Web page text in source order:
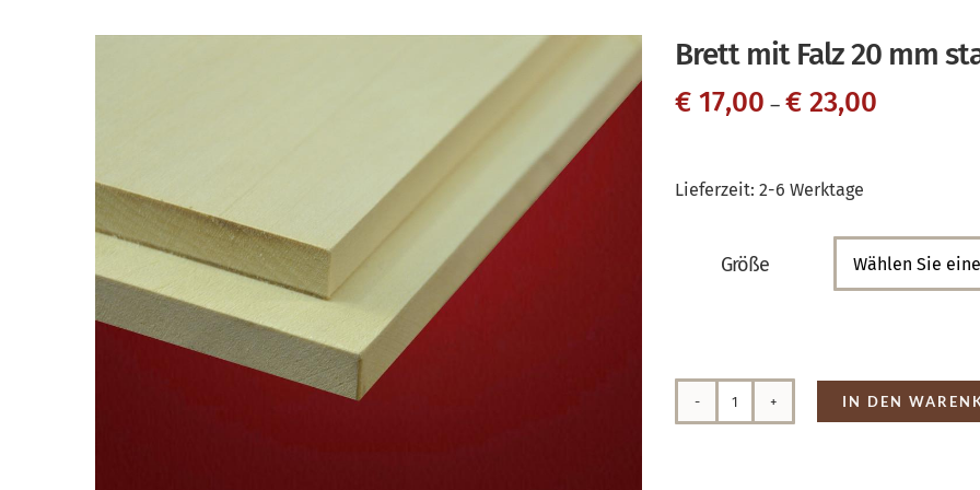
Brett mit Falz 20 mm
€ 17,00 – € 23,00
Lieferzeit: 2-6 Werktage
Größe
Brett
IN DEN